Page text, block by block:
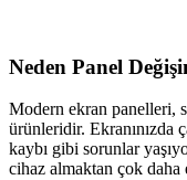
Neden Panel
Modern ekran panelleri,
ürünleridir. Ekranınızda
kaybı gibi sorunlar
cihaz almaktan çok